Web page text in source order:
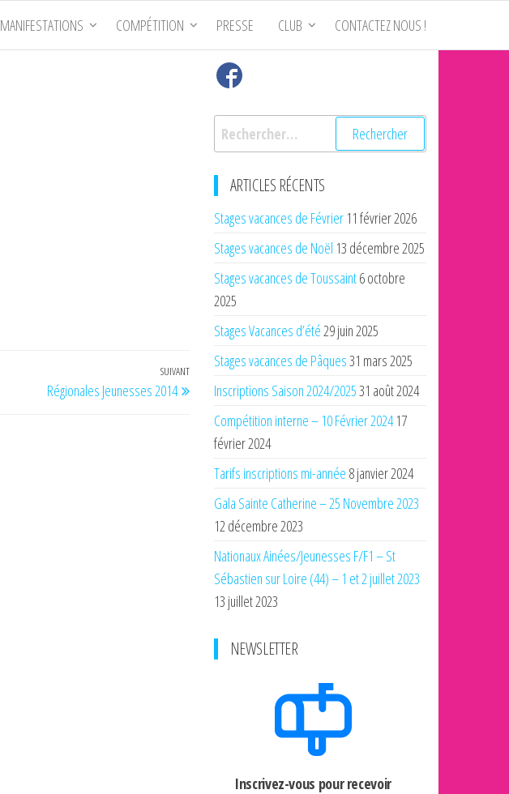
MANIFESTATIONS COMPÉTITION PRESSE CLUB CONTACTEZ NOUS !
Article
suivant
SUIVANT
Régionales Jeunesses 2014
Rechercher :
ARTICLES RÉCENTS
Stages vacances de Février 11 février 2026
Stages vacances de Noël 13 décembre 2025
Stages vacances de Toussaint6 octobre
2025
Stages Vacances d’été29 juin 2025
Stages vacances de Pâques31 mars 2025
Inscriptions Saison 2024/202531 août 2024
Compétition interne – 10 Février 2024 17
février 2024
Tarifs inscriptions mi-année 8 janvier 2024
Gala Sainte Catherine – 25 Novembre 2023
12 décembre 2023
Nationaux Ainées/Jeunesses F/F1 – St
Sébastien sur Loire (44) – 1 et 2 juillet 2023
13 juillet 2023
NEWSLETTER
Inscrivez-vous pour recevoir